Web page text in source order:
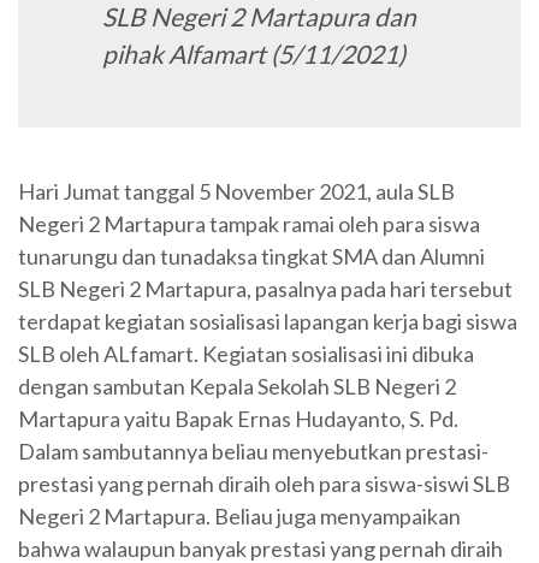
SLB Negeri 2 Martapura dan
pihak Alfamart (5/11/2021)
Hari Jumat tanggal 5 November 2021, aula SLB
Negeri 2 Martapura tampak ramai oleh para siswa
tunarungu dan tunadaksa tingkat SMA dan Alumni
SLB Negeri 2 Martapura, pasalnya pada hari tersebut
terdapat kegiatan sosialisasi lapangan kerja bagi siswa
SLB oleh ALfamart. Kegiatan sosialisasi ini dibuka
dengan sambutan Kepala Sekolah SLB Negeri 2
Martapura yaitu Bapak Ernas Hudayanto, S. Pd.
Dalam sambutannya beliau menyebutkan prestasi-
prestasi yang pernah diraih oleh para siswa-siswi SLB
Negeri 2 Martapura. Beliau juga menyampaikan
bahwa walaupun banyak prestasi yang pernah diraih